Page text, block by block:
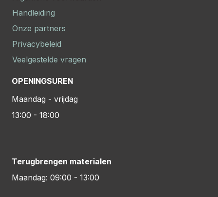
Handleiding
Onze partners
Privacybeleid
Veelgestelde vragen
OPENINGSUREN
Maandag - vrijdag
13:00 - 18:00
Terugbrengen materialen
Maandag: 09:00 - 13:00